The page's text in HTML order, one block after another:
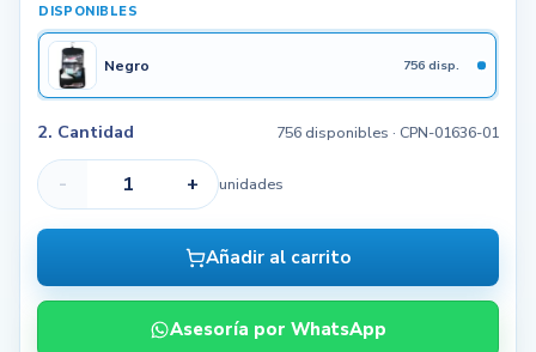
DISPONIBLES
Negro 756 disp.
2. Cantidad 756 disponibles · CPN-01636-01
- + unidades
Añadir al carrito
Asesoría por WhatsApp